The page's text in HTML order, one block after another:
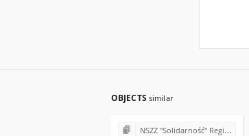
OBJECTS similar
NSZZ "Solidarność" Region Świętokrzyski - teleksy (1981)